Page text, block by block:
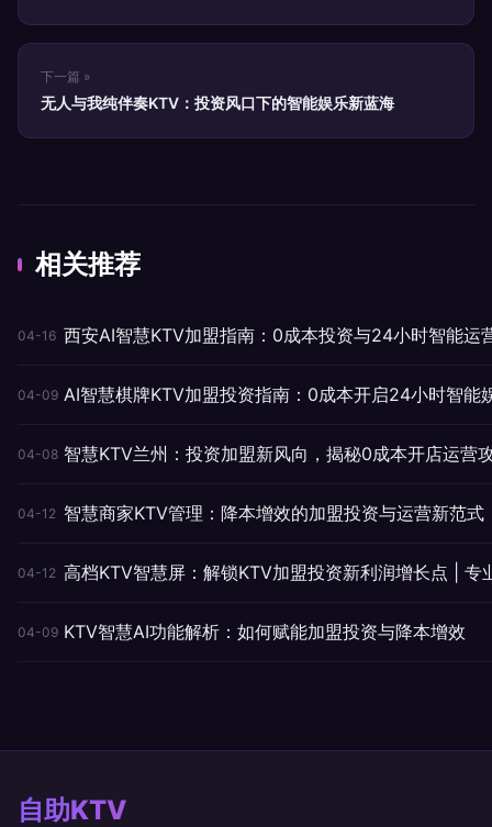
下一篇 »
无人与我纯伴奏KTV：投资风口下的智能娱乐新蓝海
相关推荐
04-16 西安AI智慧KTV加盟指南：0成本投资与24小时智能运
04-09 AI智慧棋牌KTV加盟投资指南：0成本开启24小时智能
04-08 智慧KTV兰州：投资加盟新风向，揭秘0成本开店运营
04-12 智慧商家KTV管理：降本增效的加盟投资与运营新范式
04-12 高档KTV智慧屏：解锁KTV加盟投资新利润增长点 | 专
04-09 KTV智慧AI功能解析：如何赋能加盟投资与降本增效
自助KTV